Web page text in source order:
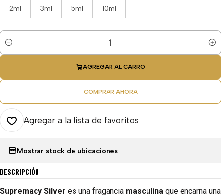
2ml 3ml 5ml 10ml
Cantidad
AGREGAR AL CARRO
COMPRAR AHORA
Agregar a la lista de favoritos
Mostrar stock de ubicaciones
DESCRIPCIÓN
Supremacy Silver es una fragancia masculina que encarna una